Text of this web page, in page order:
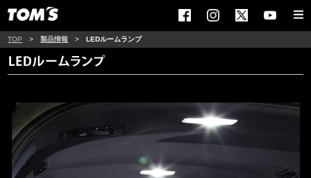
TOP >製品情報 >LEDルームランプ